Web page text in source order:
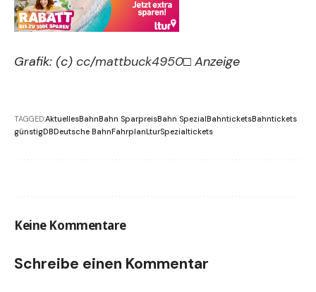
Grafik: (c) cc/mattbuck4950□ Anzeige
TAGGED:AktuellesBahnBahn SparpreisBahn SpezialBahnticketsBahntickets
günstigDBDeutsche BahnFahrplanLturSpezialtickets
Keine Kommentare
Schreibe einen Kommentar